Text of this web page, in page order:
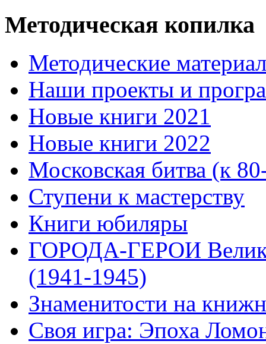
Методическая копилка
Методические
Наши проекты и
Новые книги 2021
Новые книги 2022
Московская битва (к
Ступени к мастерству
Книги юбиляры
ГОРОДА-ГЕРОИ
(1941-1945)
Знаменитости на
Своя игра: Эпоха